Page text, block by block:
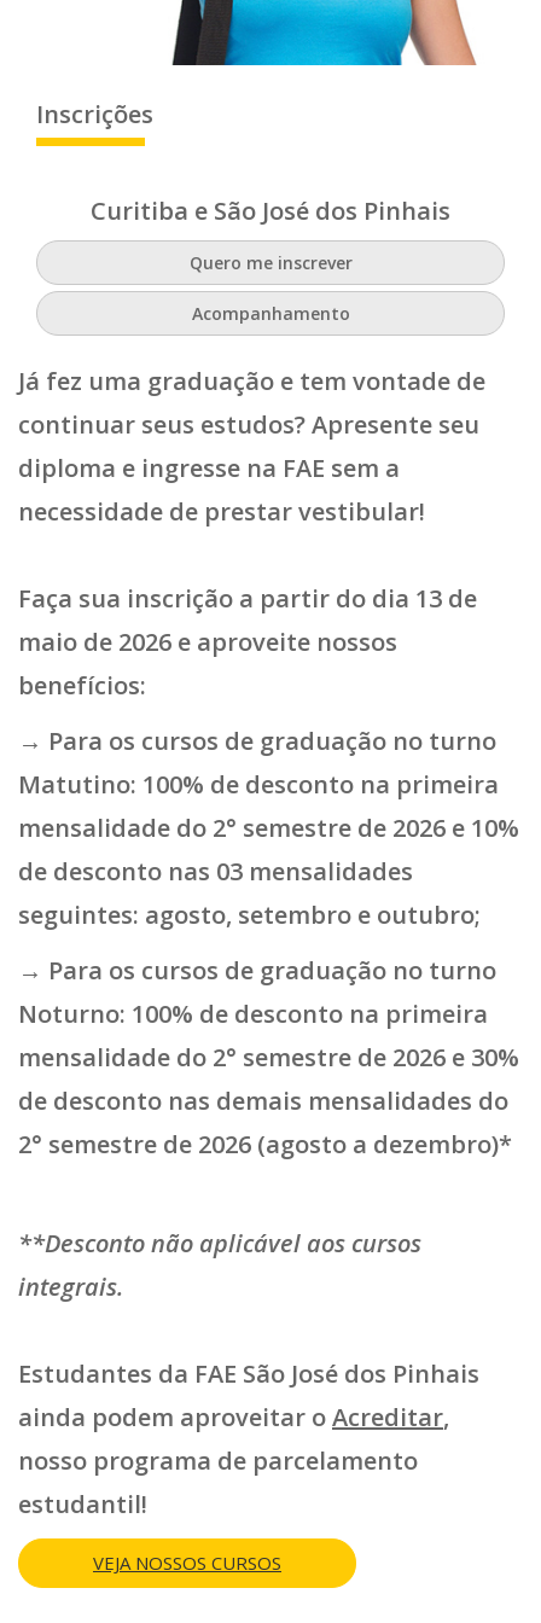
Inscrições
Curitiba e São José dos Pinhais
Quero me inscrever
Acompanhamento
Já fez uma graduação e tem vontade de
continuar seus estudos? Apresente seu
diploma e ingresse na FAE sem a
necessidade de prestar vestibular!
Faça sua inscrição a partir do dia 13 de
maio de 2026 e aproveite nossos
benefícios:
→ Para os cursos de graduação no turno
Matutino: 100% de desconto na primeira
mensalidade do 2° semestre de 2026 e 10%
de desconto nas 03 mensalidades
seguintes: agosto, setembro e outubro;
→ Para os cursos de graduação no turno
Noturno: 100% de desconto na primeira
mensalidade do 2° semestre de 2026 e 30%
de desconto nas demais mensalidades do
2° semestre de 2026 (agosto a dezembro)*
**Desconto não aplicável aos cursos
integrais.
Estudantes da FAE São José dos Pinhais
ainda podem aproveitar oAcreditar,
nosso programa de parcelamento
estudantil!
VEJA NOSSOS CURSOS